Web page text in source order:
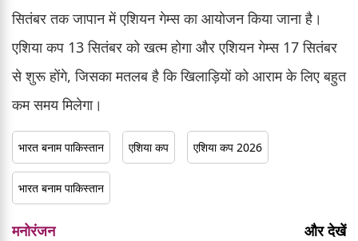
सितंबर तक जापान में एशियन गेम्स का आयोजन किया जाना है।
एशिया कप 13 सितंबर को खत्म होगा और एशियन गेम्स 17 सितंबर
से शुरू होंगे, जिसका मतलब है कि खिलाड़ियों को आराम के लिए बहुत
कम समय मिलेगा।
भारत बनाम पाकिस्तान एशिया कप एशिया कप 2026
भारत बनाम पाकिस्तान
मनोरंजन और देखें